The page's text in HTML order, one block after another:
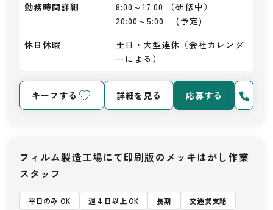
勤務時間詳細
8:00～17:00 （研修中）
20:00～5:00　 (予定)
休日休暇
土日・大型連休（会社カレンダ
ーによる）
キープする 詳細を見る 応募する
フィルム製造工場にて印刷版のメッキはがし作業
スタッフ
平日のみ OK 週 4 日以上 OK 長期 交通費支給